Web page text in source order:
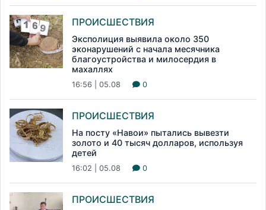
ПРОИСШЕСТВИЯ
Эксполиция выявила около 350
эконарушений с начала месячника
благоустройства и милосердия в
махаллях
16:56 | 05.08 0
ПРОИСШЕСТВИЯ
На посту «Навои» пытались вывезти
золото и 40 тысяч долларов, используя
детей
16:02 | 05.08 0
ПРОИСШЕСТВИЯ